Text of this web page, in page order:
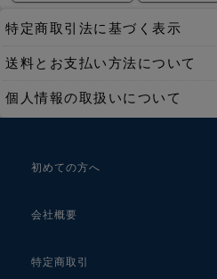
特定商取引法に基づく表示
送料とお支払い方法について
個人情報の取扱いについて
初めての方へ
会社概要
特定商取引